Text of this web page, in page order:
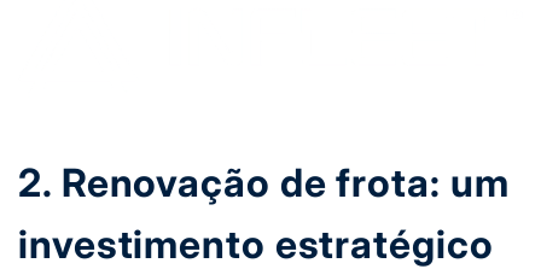
2. Renovação de frota: um
investimento estratégico